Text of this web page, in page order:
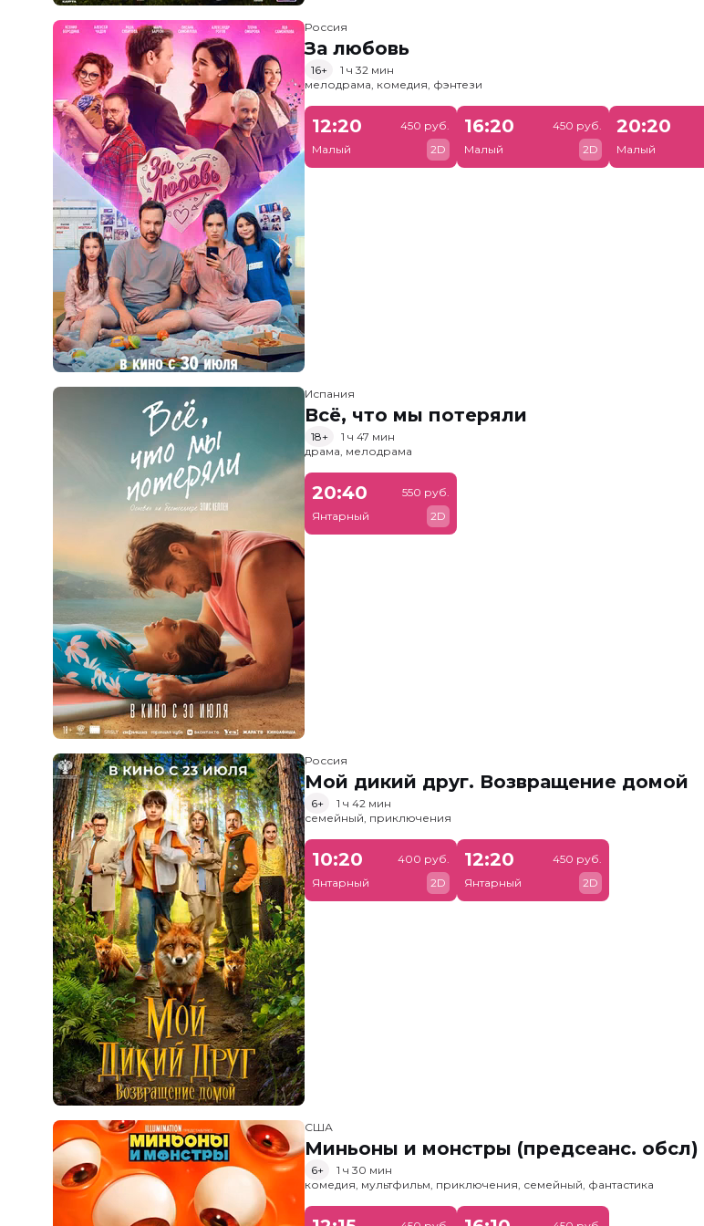
Россия
За любовь
16+
1 ч 32 мин
мелодрама, комедия, фэнтези
12:20
Малый
450 руб.
2D
16:20
Малый
450 руб.
2D
20:20
Малый
Испания
Всё, что мы потеряли
18+
1 ч 47 мин
драма, мелодрама
20:40
Янтарный
550 руб.
2D
Россия
Мой дикий друг. Возвращение домой
6+
1 ч 42 мин
семейный, приключения
10:20
Янтарный
400 руб.
2D
12:20
Янтарный
450 руб.
2D
США
Миньоны и монстры (предсеанс.
6+
1 ч 30 мин
комедия, мультфильм, приключения, семейный, фантастика